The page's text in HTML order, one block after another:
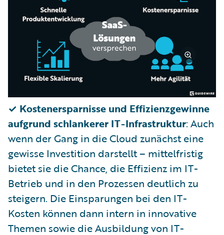
✓ Kostenersparnisse und Effizienzgewinne
aufgrund schlankerer IT-Infrastruktur: Auch
wenn der Gang in die Cloud zunächst eine
gewisse Investition darstellt – mittelfristig
bietet sie die Chance, die Effizienz im IT-
Betrieb und in den Prozessen deutlich zu
steigern. Die Einsparungen bei den IT-
Kosten können dann intern in innovative
Themen sowie die Ausbildung von IT-